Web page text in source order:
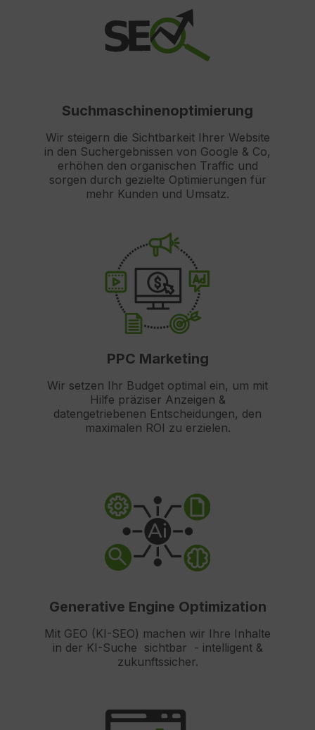
Suchmaschinenoptimierung
Wir steigern die Sichtbarkeit Ihrer Website
in den Suchergebnissen von Google & Co,
erhöhen den organischen Traffic und
sorgen durch gezielte Optimierungen für
mehr Kunden und Umsatz.
PPC Marketing
Wir setzen Ihr Budget optimal ein, um mit
Hilfe präziser Anzeigen &
datengetriebenen Entscheidungen, den
maximalen ROI zu erzielen.
Generative Engine Optimization
Mit GEO (KI-SEO) machen wir Ihre Inhalte
in der KI-Suche sichtbar - intelligent &
zukunftssicher.